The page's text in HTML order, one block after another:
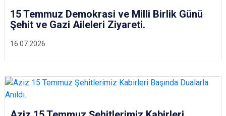
16.07.2026
15 Temmuz Demokrasi ve Milli Birlik Günü
Şehit ve Gazi Aileleri Ziyareti.